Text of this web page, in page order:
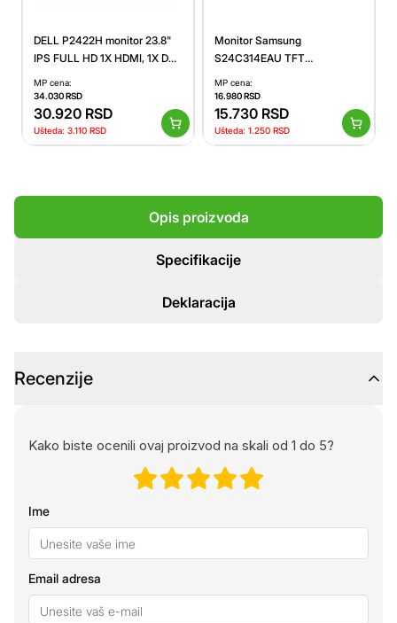
DELL P2422H monitor 23.8"
IPS FULL HD 1X HDMI, 1X DP,
1X USB TYPE C
MP cena:
34.030RSD
30.920 RSD
Ušteda: 3.110 RSD
Monitor Samsung
S24C314EAU TFT
61cm/24inc (1920x1080) 16:9
5ms IPS HDMI VGA Full HD
Black
MP cena:
16.980RSD
15.730 RSD
Ušteda: 1.250 RSD
Opis proizvoda
Specifikacije
Deklaracija
Recenzije
Kako biste ocenili ovaj proizvod na skali od 1 do 5?
Ime
Email adresa